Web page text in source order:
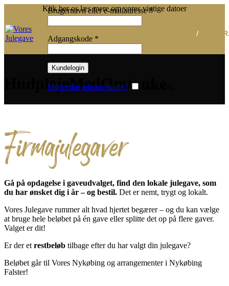
Klik her os læs mere om vores vigtige datoer
Brugernavn eller e-mailadresse*Påkrævet
Adgangskode *
Kundelogin
Mistet din adgangskode?
/
HudplejeMedOmtanke
Firmajulegaver
Gå på opdagelse i gaveudvalget, find den lokale julegave, som
du har ønsket dig i år – og bestil. Det er nemt, trygt og lokalt.
Vores Julegave rummer alt hvad hjertet begærer – og du kan vælge
at bruge hele beløbet på én gave eller splitte det op på flere gaver.
Valget er dit!
Er der et restbeløb tilbage efter du har valgt din julegave?
Beløbet går til Vores Nykøbing og arrangementer i Nykøbing
Falster!